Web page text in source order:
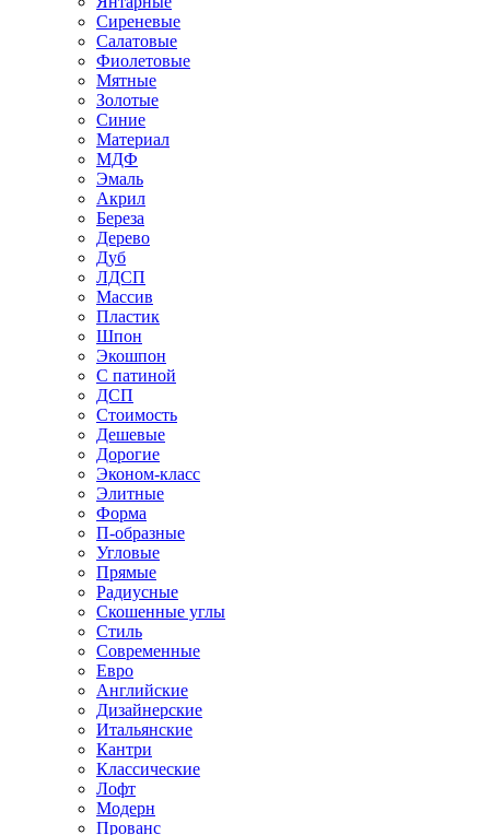
Сиреневые
Салатовые
Фиолетовые
Мятные
Золотые
Синие
Материал
МДФ
Эмаль
Акрил
Береза
Дерево
Дуб
ЛДСП
Массив
Пластик
Шпон
Экошпон
С патиной
ДСП
Стоимость
Дешевые
Дорогие
Эконом-класс
Элитные
Форма
П-образные
Угловые
Прямые
Радиусные
Скошенные углы
Стиль
Современные
Евро
Английские
Дизайнерские
Итальянские
Кантри
Классические
Лофт
Модерн
Прованс